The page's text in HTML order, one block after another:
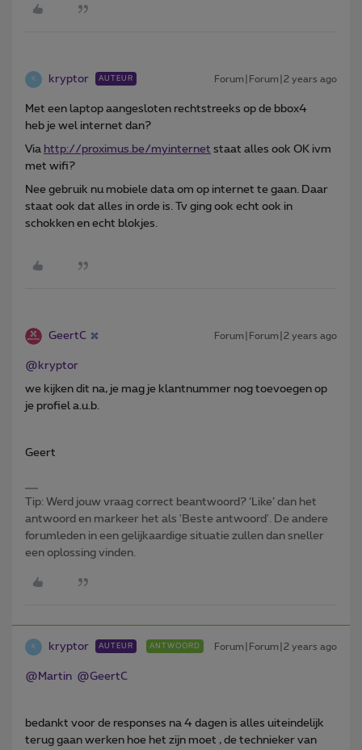
K kryptor AUTEUR Forum|Forum|2 years ago
Met een laptop aangesloten rechtstreeks op de bbox4
heb je wel internet dan?
Via http://proximus.be/myinternet staat alles ook OK ivm
met wifi?
Nee gebruik nu mobiele data om op internet te gaan. Daar
staat ook dat alles in orde is. Tv ging ook echt ook in
schokken en echt blokjes.
GeertC Forum|Forum|2 years ago
@kryptor
we kijken dit na, je mag je klantnummer nog toevoegen op
je profiel a.u.b.
Geert
Tip: Werd jouw vraag correct beantwoord? ‘Like’ dan het
antwoord en markeer het als 'Beste antwoord'. De andere
forumleden in een gelijkaardige situatie zullen dan sneller
een oplossing vinden.
K kryptor AUTEUR ANTWOORD Forum|Forum|2 years ago
@Martin @GeertC
bedankt voor de responses na 4 dagen is alles uiteindelijk
terug gaan werken hoe het zijn moet , de technieker van